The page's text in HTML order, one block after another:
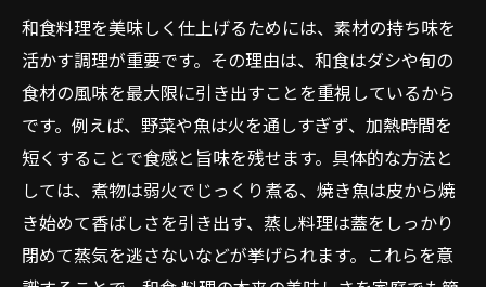
和食料理を美味しく仕上げるためには、素材の持ち味を
活かす調理が重要です。その理由は、和食はダシや旬の
食材の風味を最大限に引き出すことを重視しているから
です。例えば、野菜や魚は火を通しすぎず、加熱時間を
短くすることで食感と旨味を残せます。具体的な方法と
しては、煮物は弱火でじっくり煮る、焼き魚は皮から焼
き始めて香ばしさを引き出す、蒸し料理は蓋をしっかり
閉めて蒸気を逃さないなどが挙げられます。これらを意